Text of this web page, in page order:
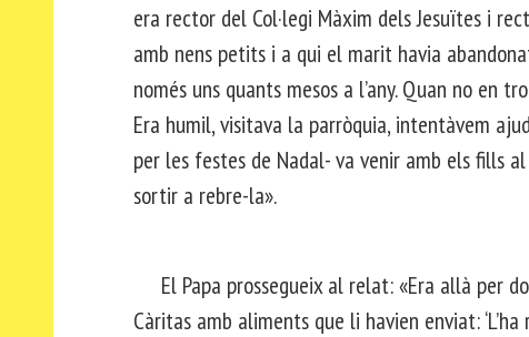
era rector del Col·legi Màxim dels Jesuïtes i
amb nens petits i a qui el marit havia
només uns quants mesos a l’any. Quan no en
Era humil, visitava la parròquia, intentàvem
per les festes de Nadal- va venir amb els fills
sortir a rebre-la».
El Papa prossegueix al relat: «Era allà per
Càritas amb aliments que li havien enviat: